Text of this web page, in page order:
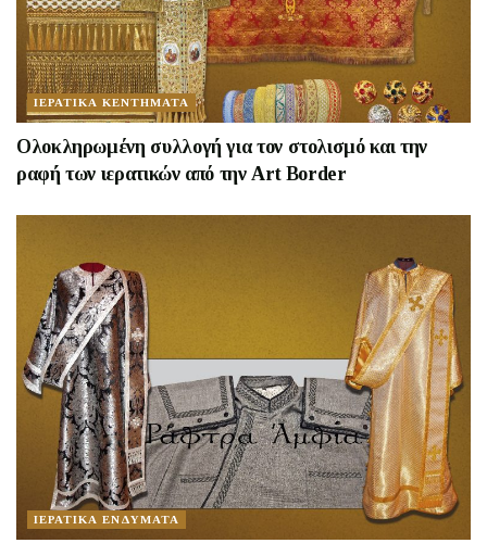
ΙΕΡΑΤΙΚΑ ΚΕΝΤΗΜΑΤΑ
Oλοκληρωμένη συλλογή για τον στολισμό και την
ραφή των ιερατικών από την Art Border
ΙΕΡΑΤΙΚΑ ΕΝΔΥΜΑΤΑ